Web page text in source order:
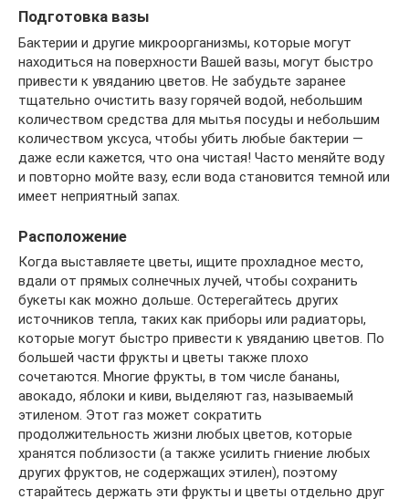
Подготовка вазы
Бактерии и другие микроорганизмы, которые могут
находиться на поверхности Вашей вазы, могут быстро
привести к увяданию цветов. Не забудьте заранее
тщательно очистить вазу горячей водой, небольшим
количеством средства для мытья посуды и небольшим
количеством уксуса, чтобы убить любые бактерии —
даже если кажется, что она чистая! Часто меняйте воду
и повторно мойте вазу, если вода становится темной или
имеет неприятный запах.
Расположение
Когда выставляете цветы, ищите прохладное место,
вдали от прямых солнечных лучей, чтобы сохранить
букеты как можно дольше. Остерегайтесь других
источников тепла, таких как приборы или радиаторы,
которые могут быстро привести к увяданию цветов. По
большей части фрукты и цветы также плохо
сочетаются. Многие фрукты, в том числе бананы,
авокадо, яблоки и киви, выделяют газ, называемый
этиленом. Этот газ может сократить
продолжительность жизни любых цветов, которые
хранятся поблизости (а также усилить гниение любых
других фруктов, не содержащих этилен), поэтому
старайтесь держать эти фрукты и цветы отдельно друг